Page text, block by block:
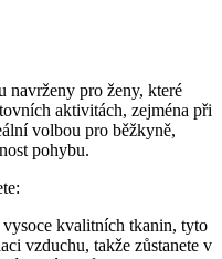
navrženy pro ženy, které
aktivitách, zejména při
volbou pro běžkyně,
pohybu.
vysoce kvalitních tkanin, tyto
vzduchu, takže zůstanete v